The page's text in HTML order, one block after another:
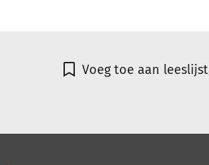
Voeg toe aan leeslijst